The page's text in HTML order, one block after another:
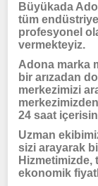
Büyükada
tüm
profesyonel
vermekteyiz.
Adona marka
bir arızadan
merkezimizi
24 saat
Uzman
sizi arayarak
Hizmetimizde,
ekonomik